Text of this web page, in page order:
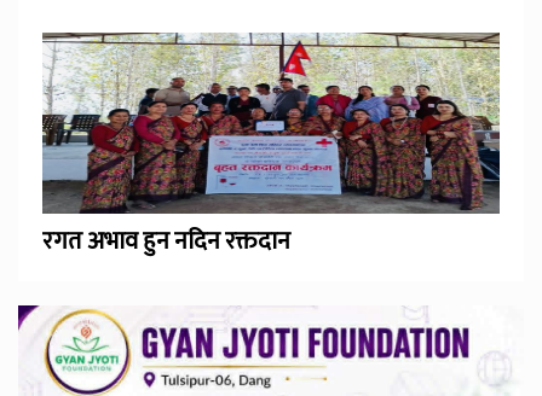
रगत अभाव हुन नदिन रक्तदान